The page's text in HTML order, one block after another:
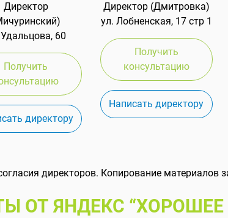
Директор
60
Получить
директору
Директор (Дмитровка)
ул. Лобненская, 17 стр 1
Получить
консультацию
Написать директору
директоров. Копирование материалов
ОТ ЯНДЕКС “ХОРОШЕЕ